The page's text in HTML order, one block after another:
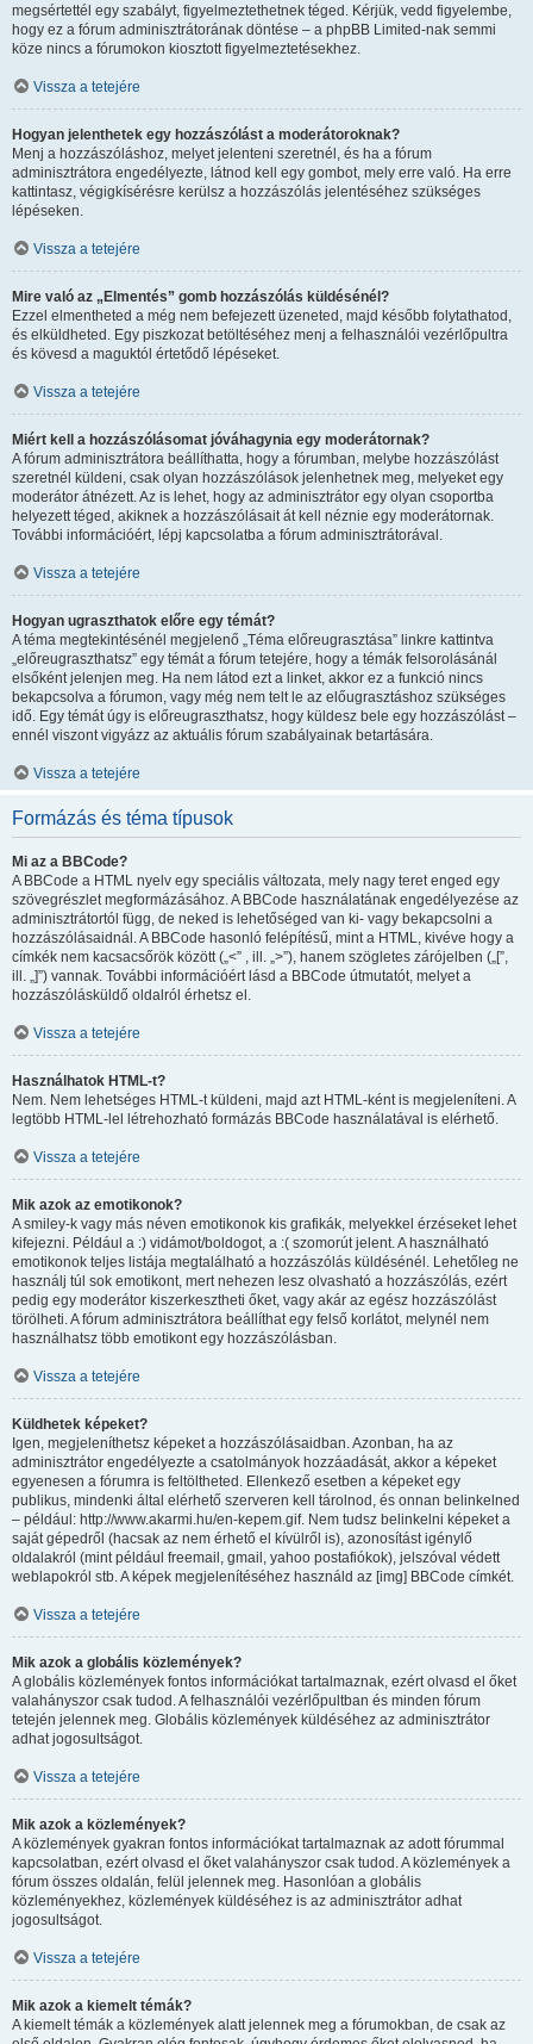
megsértettél egy szabályt, figyelmeztethetnek téged. Kérjük, vedd figyelembe,
hogy ez a fórum adminisztrátorának döntése – a phpBB Limited-nak semmi
köze nincs a fórumokon kiosztott figyelmeztetésekhez.
Vissza a tetejére
Hogyan jelenthetek egy hozzászólást a moderátoroknak?
Menj a hozzászóláshoz, melyet jelenteni szeretnél, és ha a fórum
adminisztrátora engedélyezte, látnod kell egy gombot, mely erre való. Ha erre
kattintasz, végigkísérésre kerülsz a hozzászólás jelentéséhez szükséges
lépéseken.
Vissza a tetejére
Mire való az „Elmentés” gomb hozzászólás küldésénél?
Ezzel elmentheted a még nem befejezett üzeneted, majd később folytathatod,
és elküldheted. Egy piszkozat betöltéséhez menj a felhasználói vezérlőpultra
és kövesd a maguktól értetődő lépéseket.
Vissza a tetejére
Miért kell a hozzászólásomat jóváhagynia egy moderátornak?
A fórum adminisztrátora beállíthatta, hogy a fórumban, melybe hozzászólást
szeretnél küldeni, csak olyan hozzászólások jelenhetnek meg, melyeket egy
moderátor átnézett. Az is lehet, hogy az adminisztrátor egy olyan csoportba
helyezett téged, akiknek a hozzászólásait át kell néznie egy moderátornak.
További információért, lépj kapcsolatba a fórum adminisztrátorával.
Vissza a tetejére
Hogyan ugraszthatok előre egy témát?
A téma megtekintésénél megjelenő „Téma előreugrasztása” linkre kattintva
„előreugraszthatsz” egy témát a fórum tetejére, hogy a témák felsorolásánál
elsőként jelenjen meg. Ha nem látod ezt a linket, akkor ez a funkció nincs
bekapcsolva a fórumon, vagy még nem telt le az előugrasztáshoz szükséges
idő. Egy témát úgy is előreugraszthatsz, hogy küldesz bele egy hozzászólást –
ennél viszont vigyázz az aktuális fórum szabályainak betartására.
Vissza a tetejére
Formázás és téma típusok
Mi az a BBCode?
A BBCode a HTML nyelv egy speciális változata, mely nagy teret enged egy
szövegrészlet megformázásához. A BBCode használatának engedélyezése az
adminisztrátortól függ, de neked is lehetőséged van ki- vagy bekapcsolni a
hozzászólásaidnál. A BBCode hasonló felépítésű, mint a HTML, kivéve hogy a
címkék nem kacsacsőrök között („<” , ill. „>”), hanem szögletes zárójelben („[”,
ill. „]”) vannak. További információért lásd a BBCode útmutatót, melyet a
hozzászólásküldő oldalról érhetsz el.
Vissza a tetejére
Használhatok HTML-t?
Nem. Nem lehetséges HTML-t küldeni, majd azt HTML-ként is megjeleníteni. A
legtöbb HTML-lel létrehozható formázás BBCode használatával is elérhető.
Vissza a tetejére
Mik azok az emotikonok?
A smiley-k vagy más néven emotikonok kis grafikák, melyekkel érzéseket lehet
kifejezni. Például a :) vidámot/boldogot, a :( szomorút jelent. A használható
emotikonok teljes listája megtalálható a hozzászólás küldésénél. Lehetőleg ne
használj túl sok emotikont, mert nehezen lesz olvasható a hozzászólás, ezért
pedig egy moderátor kiszerkesztheti őket, vagy akár az egész hozzászólást
törölheti. A fórum adminisztrátora beállíthat egy felső korlátot, melynél nem
használhatsz több emotikont egy hozzászólásban.
Vissza a tetejére
Küldhetek képeket?
Igen, megjeleníthetsz képeket a hozzászólásaidban. Azonban, ha az
adminisztrátor engedélyezte a csatolmányok hozzáadását, akkor a képeket
egyenesen a fórumra is feltöltheted. Ellenkező esetben a képeket egy
publikus, mindenki által elérhető szerveren kell tárolnod, és onnan belinkelned
– például: http://www.akarmi.hu/en-kepem.gif. Nem tudsz belinkelni képeket a
saját gépedről (hacsak az nem érhető el kívülről is), azonosítást igénylő
oldalakról (mint például freemail, gmail, yahoo postafiókok), jelszóval védett
weblapokról stb. A képek megjelenítéséhez használd az [img] BBCode címkét.
Vissza a tetejére
Mik azok a globális közlemények?
A globális közlemények fontos információkat tartalmaznak, ezért olvasd el őket
valahányszor csak tudod. A felhasználói vezérlőpultban és minden fórum
tetején jelennek meg. Globális közlemények küldéséhez az adminisztrátor
adhat jogosultságot.
Vissza a tetejére
Mik azok a közlemények?
A közlemények gyakran fontos információkat tartalmaznak az adott fórummal
kapcsolatban, ezért olvasd el őket valahányszor csak tudod. A közlemények a
fórum összes oldalán, felül jelennek meg. Hasonlóan a globális
közleményekhez, közlemények küldéséhez is az adminisztrátor adhat
jogosultságot.
Vissza a tetejére
Mik azok a kiemelt témák?
A kiemelt témák a közlemények alatt jelennek meg a fórumokban, de csak az